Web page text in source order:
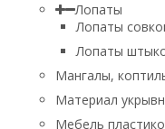
Лопаты
Лопаты
Лопаты
Мангалы,
Материал
Мебель